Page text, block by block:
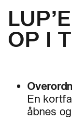
OP I
En
åbnes